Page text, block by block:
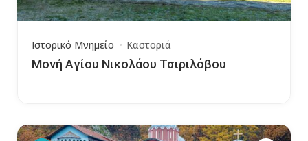
Ιστορικό Μνημείο Καστοριά
Μονή Αγίου Νικολάου Τσιριλόβου